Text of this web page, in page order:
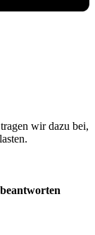
wir dazu bei,